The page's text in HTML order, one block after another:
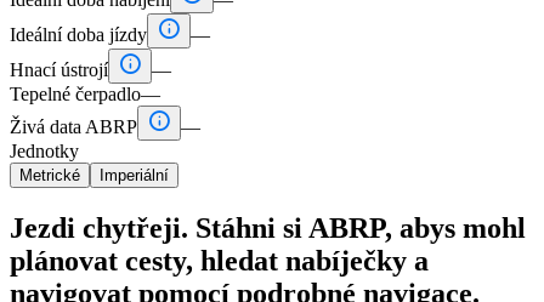
Ideální doba jízdy  —
Hnací ústrojí  —
Tepelné čerpadlo—
Živá data ABRP  —
Jednotky
Metrické Imperiální
Jezdi chytřeji. Stáhni si ABRP, abys mohl
plánovat cesty, hledat nabíječky a
navigovat pomocí podrobné navigace.